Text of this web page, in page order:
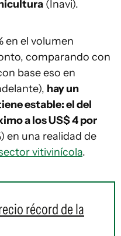
(Inavi).
en el volumen
comparando con
base eso en
hay un
estable: el del
a los US$ 4 por
en una realidad de
vitivinícola.
récord de la